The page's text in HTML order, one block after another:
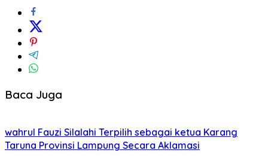
Baca Juga
wahrul Fauzi Silalahi Terpilih sebagai ketua Karang
Taruna Provinsi Lampung Secara Aklamasi